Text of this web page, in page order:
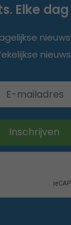
Elke dag